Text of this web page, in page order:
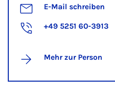
E-Mail schreiben
+49 5251 60-3913
Mehr zur Person